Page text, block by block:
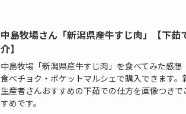
中島牧場さん「新潟県産牛すじ肉」【下茹
介】
中島牧場「新潟県産牛すじ肉」を食べてみた感想
食べチョク・ポケットマルシェで購入できます
生産者さんおすすめの下茹での仕方を画像つき
すめです。